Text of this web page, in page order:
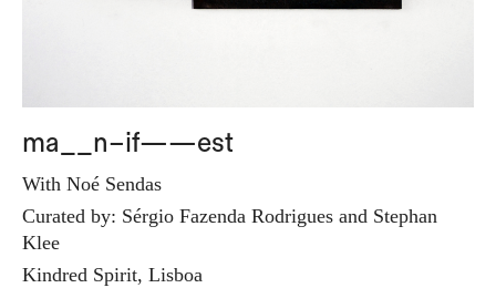
ma__n–if——est
With Noé Sendas
Curated by: Sérgio Fazenda Rodrigues and Stephan
Klee
Kindred Spirit, Lisboa